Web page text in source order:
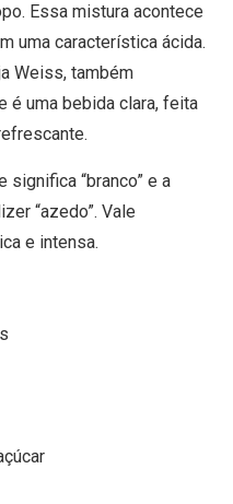
Essa mistura acontece
uma característica ácida.
Weiss, também
é uma bebida clara, feita
significa “branco” e a
“azedo”. Vale
e intensa.